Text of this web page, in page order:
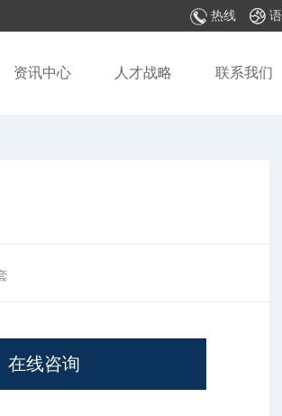
热线
资讯中心 人才战略 联系我们
在线咨询